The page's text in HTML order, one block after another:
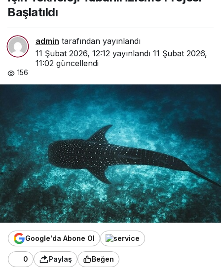
Başlatıldı
admin tarafından yayınlandı
11 Şubat 2026, 12:12 yayınlandı 11 Şubat 2026,
11:02 güncellendi
156
Google'da Abone Ol
0 Paylaş Beğen